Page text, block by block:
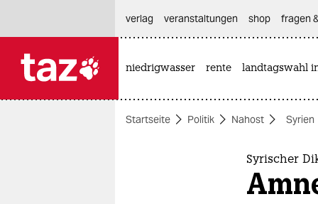
themen
verlag
veranstaltungen shop fragen
niedrigwasser rente landtagswahl
Startseite Politik Nahost Syrien
Syrischer